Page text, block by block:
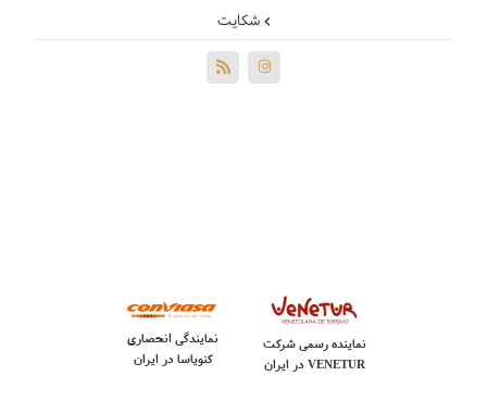
شکایت
نماینده رسمی شرکت
VENETUR در ایران
نمایندگی انحصاری
کنویاسا در ایران